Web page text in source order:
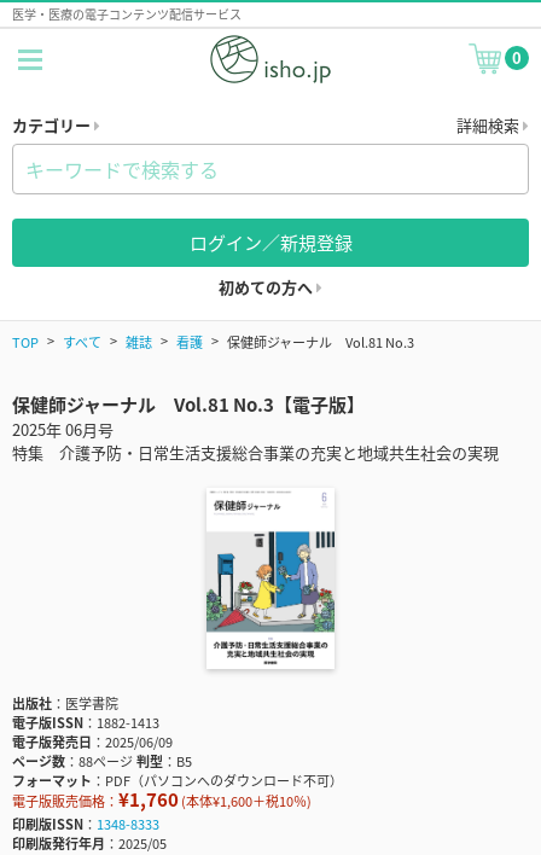
医学・医療の電子コンテンツ配信サービス
0
カテゴリー 詳細検索
ログイン／新規登録
初めての方へ
TOP すべて 雑誌 看護 保健師ジャーナル Vol.81 No.3
保健師ジャーナル Vol.81 No.3【電子版】
2025年 06月号
特集 介護予防・日常生活支援総合事業の充実と地域共生社会の実現
出版社
医学書院
電子版ISSN
1882-1413
電子版発売日
2025/06/09
ページ数
88ページ判型
B5
フォーマット
PDF（パソコンへのダウンロード不可）
電子版販売価格： ¥1,760(本体¥1,600＋税10％)
印刷版ISSN
1348-8333
印刷版発行年月
2025/05